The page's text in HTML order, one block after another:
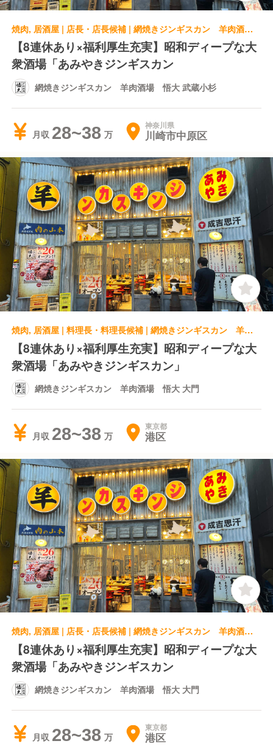
焼肉, 居酒屋 | 店長・店長候補 | 網焼きジンギスカン 羊肉酒場 悟大 武蔵小杉
【8連休あり×福利厚生充実】昭和ディープな大
衆酒場「あみやきジンギスカン
網焼きジンギスカン 羊肉酒場 悟大 武蔵小杉
月収 28~38 神奈川県
川崎市中原区
焼肉, 居酒屋 | 料理長・料理長候補 | 網焼きジンギスカン 羊肉酒場 悟大 大門
【8連休あり×福利厚生充実】昭和ディープな大
衆酒場「あみやきジンギスカン」
網焼きジンギスカン 羊肉酒場 悟大 大門
月収 28~38 東京都
港区
焼肉, 居酒屋 | 店長・店長候補 | 網焼きジンギスカン 羊肉酒場 悟大 大門
【8連休あり×福利厚生充実】昭和ディープな大
衆酒場「あみやきジンギスカン
網焼きジンギスカン 羊肉酒場 悟大 大門
月収 28~38 東京都
港区